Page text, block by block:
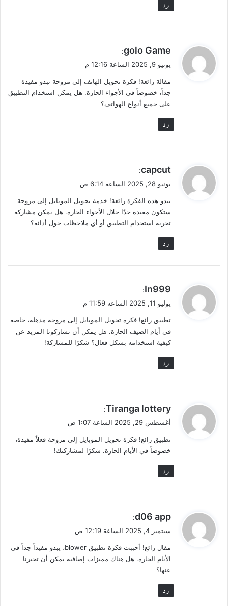
رد
ي
ل
golo Game
:
يونيو 9, 2025 الساعة 12:16 م
مقالة رائعة! فكرة تحويل الهاتف إلى مروحة تبدو مفيدة
جداً، خصوصاً في الأجواء الحارة. هل يمكن استخدام التطبيق
على جميع أنواع الهواتف؟
رد
ي
ل
capcut
:
يونيو 28, 2025 الساعة 6:14 ص
تبدو هذه الفكرة رائعة! خدمة تحويل الموبايل إلى مروحة
ستكون مفيدة جدًا خلال الأجواء الحارة. هل يمكن مشاركة
تجربة استخدام التطبيق أو أي ملاحظات حول أدائه؟
رد
ي
ل
In999
:
يوليو 11, 2025 الساعة 11:59 م
تطبيق رائع! فكرة تحويل الموبايل إلى مروحة مذهلة، خاصة
في أيام الصيف الحارة. هل يمكن أن تشاركونا المزيد عن
كيفية استخدامه بشكل فعال؟ شكرًا للمشاركة!
رد
ي
ق
ل
Tiranga lottery
:
أغسطس 29, 2025 الساعة 1:07 ص
تطبيق رائع! فكرة تحويل الموبايل إلى مروحة فعلاً مفيدة،
خصوصاً في الأيام الحارة. شكرًا لمشاركتك!
رد
ي
ل
d06 app
:
سبتمبر 4, 2025 الساعة 12:19 ص
مقال رائع! أحببت فكرة تطبيق blower، يبدو مفيداً جداً في
الأيام الحارة. هل هناك مميزات إضافية يمكن أن تخبرنا
عنها؟
رد